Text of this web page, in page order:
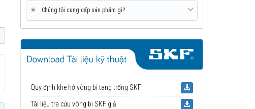
★ Chúng tôi cung cấp sản phẩm gì?
Quy định khe hở vòng bi tang trống SKF
Tài liệu tra cứu vòng bi SKF giả